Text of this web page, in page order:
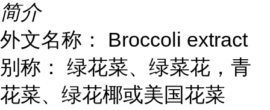
简介
外文名称： Broccoli extract
别称： 绿花菜、绿菜花，青
花菜、绿花椰或美国花菜